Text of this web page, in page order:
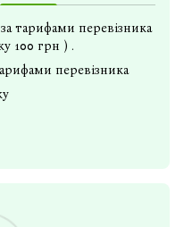
тарифами перевізника
100 грн ) .
перевізника